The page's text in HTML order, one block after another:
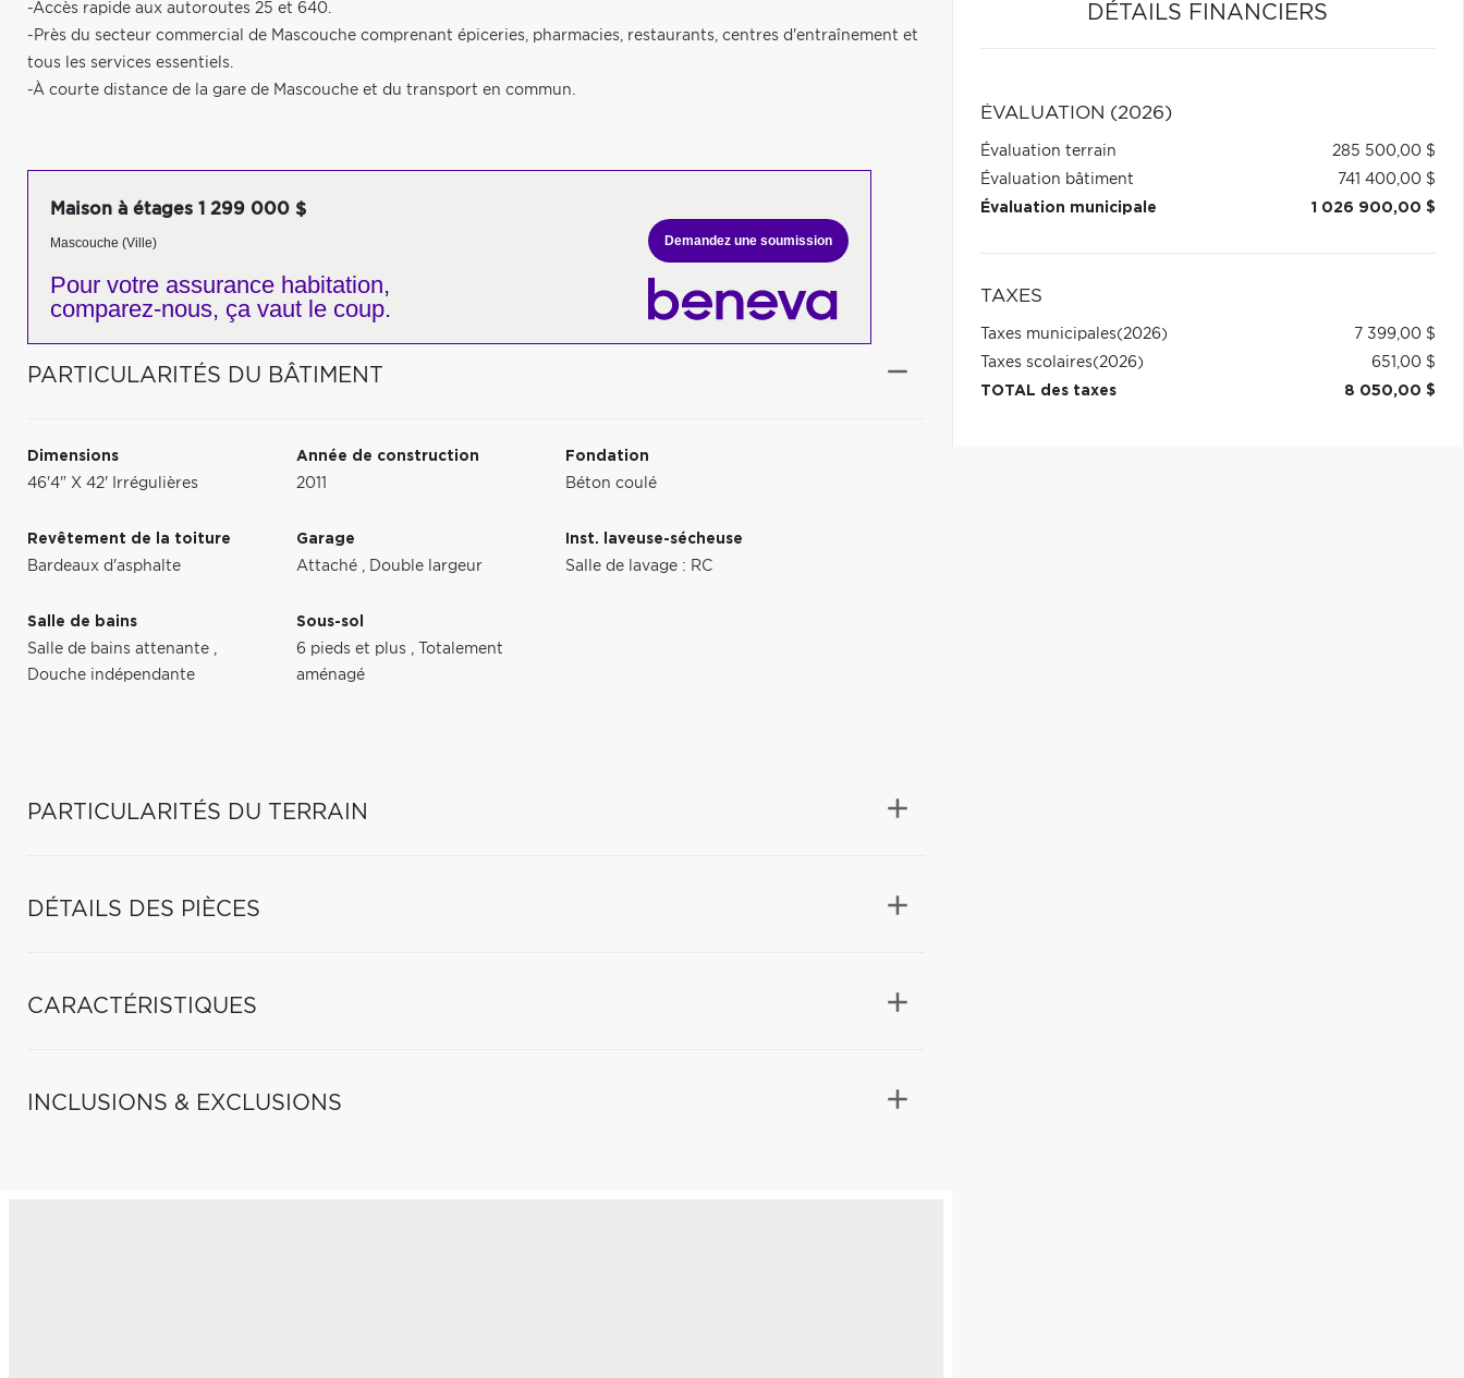
-Accès rapide aux autoroutes 25 et 640.
-Près du secteur commercial de Mascouche comprenant épiceries, pharmacies, restaurants, centres d'entraînement et
tous les services essentiels.
-À courte distance de la gare de Mascouche et du transport en commun.
Maison à étages 1 299 000 $
Mascouche (Ville)
Pour votre assurance habitation,
comparez-nous, ça vaut le coup.
Demandez une soumission
PARTICULARITÉS DU BÂTIMENT
Dimensions
46'4" X 42' Irrégulières
Année de construction
2011
Fondation
Béton coulé
Revêtement de la toiture
Bardeaux d'asphalte
Garage
Attaché , Double largeur
Inst. laveuse-sécheuse
Salle de lavage : RC
Salle de bains
Salle de bains attenante ,
Douche indépendante
Sous-sol
6 pieds et plus ,
Totalement
aménagé
PARTICULARITÉS DU TERRAIN
DÉTAILS DES PIÈCES
CARACTÉRISTIQUES
INCLUSIONS & EXCLUSIONS
DÉTAILS FINANCIERS
ÉVALUATION (2026)
Évaluation terrain
285 500,00 $
Évaluation bâtiment
741 400,00 $
Évaluation municipale
1 026 900,00 $
TAXES
Taxes municipales(2026)
7 399,00 $
Taxes scolaires(2026)
651,00 $
TOTAL des taxes
8 050,00 $